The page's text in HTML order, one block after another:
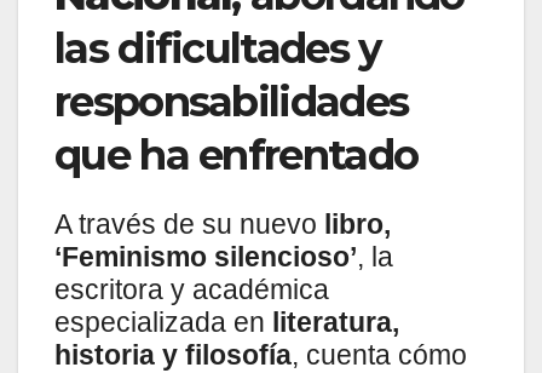
las dificultades y
responsabilidades
que ha enfrentado
A través de su nuevo libro,
‘Feminismo silencioso’, la
escritora y académica
especializada en literatura,
historia y filosofía, cuenta cómo